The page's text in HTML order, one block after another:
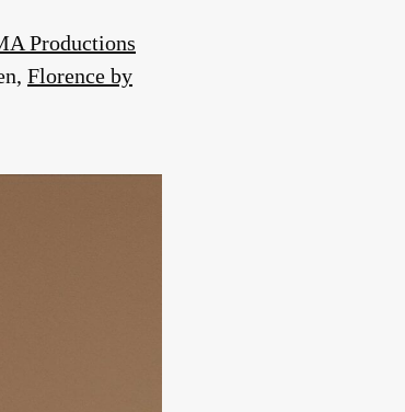
Productions
Florence by